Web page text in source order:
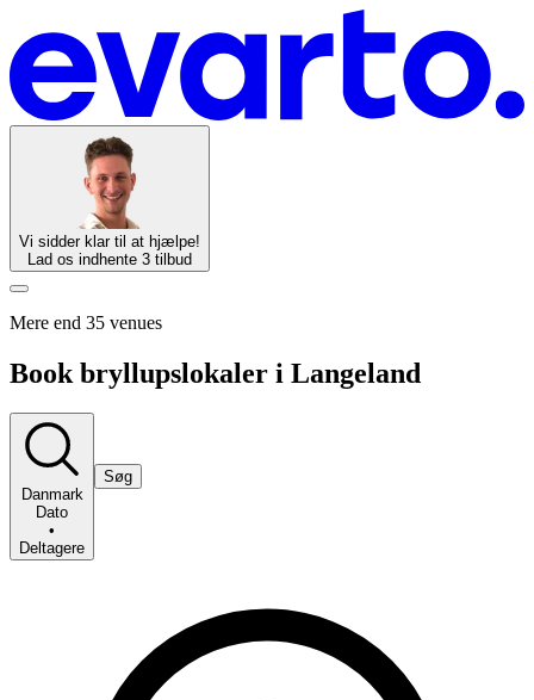
Vi sidder klar til at hjælpe!
Lad os indhente 3 tilbud
Mere end 35 venues
Book bryllupslokaler i Langeland
Danmark
Dato
•
Deltagere
Søg